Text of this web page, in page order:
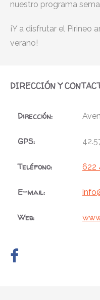
nuestro programa
¡Y a disfrutar el Pirineo
verano!
DIRECCIÓN Y
Dirección:
GPS:
Teléfono: 622
E-mail:
Web: